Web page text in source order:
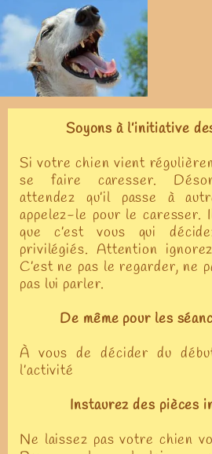
Soyons à l’initiative
Si votre chien vient
se faire caresser.
attendez qu’il passe à
appelez-le pour le caresser.
que c’est vous qui
privilégiés. Attention
C’est ne pas le regarder, ne
pas lui parler.
De même pour les
À vous de décider du
l’activité
Instaurez des pièces
Ne laissez pas votre chien